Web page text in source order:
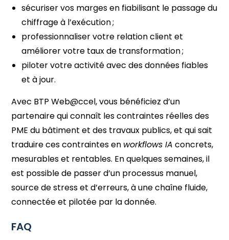
sécuriser vos marges en fiabilisant le passage du
chiffrage à l’exécution ;
professionnaliser votre relation client et
améliorer votre taux de transformation ;
piloter votre activité avec des données fiables
et à jour.
Avec BTP Web@ccel, vous bénéficiez d’un
partenaire qui connaît les contraintes réelles des
PME du bâtiment et des travaux publics, et qui sait
traduire ces contraintes en workflows IA concrets,
mesurables et rentables. En quelques semaines, il
est possible de passer d’un processus manuel,
source de stress et d’erreurs, à une chaîne fluide,
connectée et pilotée par la donnée.
FAQ